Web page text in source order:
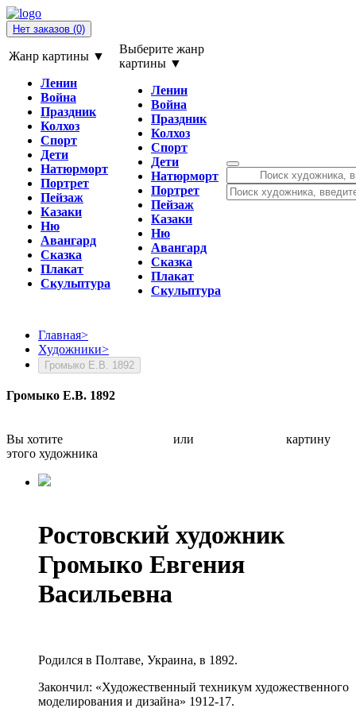
Нет заказов (0)
Жанр картины ▼
Ленин
Война
Праздник
Колхоз
Спорт
Дети
Натюрморт
Портрет
Пейзаж
Казаки
Ню
Авангард
Сказка
Плакат
Скульптура
Выберите жанр
картины ▼
Ленин
Война
Праздник
Колхоз
Спорт
Дети
Натюрморт
Портрет
Пейзаж
Казаки
Ню
Авангард
Сказка
Плакат
Скульптура
Главная>
Художники>
Громыко Е.В. 1892
Громыко Е.В. 1892
Вы хотите или
картину
этого художника
Ростовский художник
Громыко Евгения
Васильевна
Родился в Полтаве, Украина, в 1892.
Закончил: «Художественный техникум художественного
моделирования и дизайна» 1912-17.